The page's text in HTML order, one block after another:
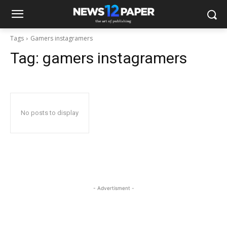
Tags Gamers instagramers
Tag: gamers instagramers
No posts to display
- Advertisment -